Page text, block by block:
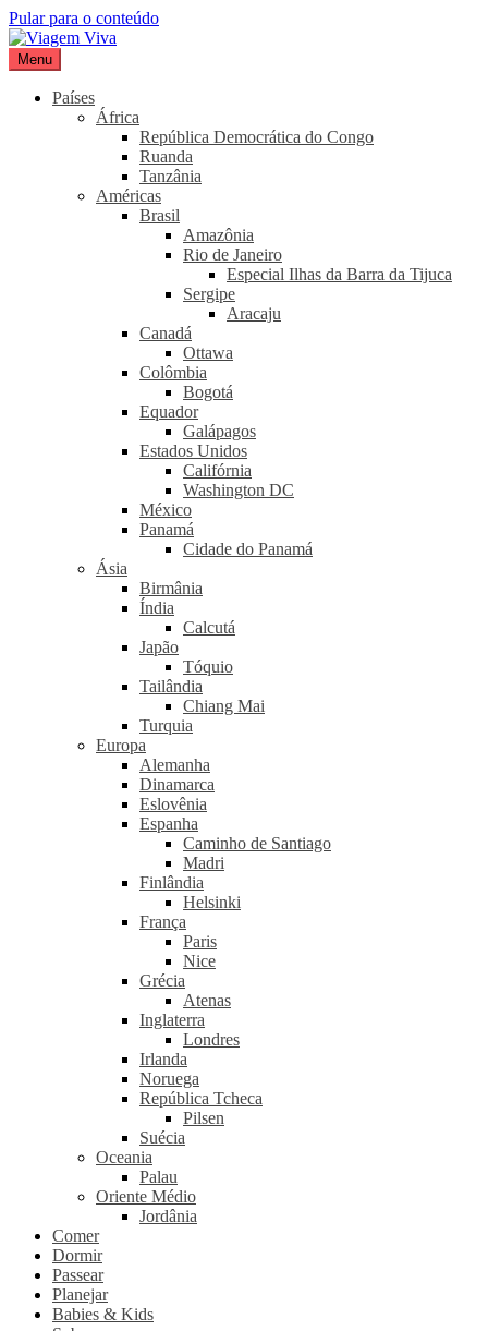
Pular para o conteúdo
Viagem Viva
Seu portal de turismo sustentável
Menu
Países
África
República Democrática do Congo
Ruanda
Tanzânia
Américas
Brasil
Amazônia
Rio de Janeiro
Especial Ilhas da Barra da Tijuca
Sergipe
Aracaju
Canadá
Ottawa
Colômbia
Bogotá
Equador
Galápagos
Estados Unidos
Califórnia
Washington DC
México
Panamá
Cidade do Panamá
Ásia
Birmânia
Índia
Calcutá
Japão
Tóquio
Tailândia
Chiang Mai
Turquia
Europa
Alemanha
Dinamarca
Eslovênia
Espanha
Caminho de Santiago
Madri
Finlândia
Helsinki
França
Paris
Nice
Grécia
Atenas
Inglaterra
Londres
Irlanda
Noruega
República Tcheca
Pilsen
Suécia
Oceania
Palau
Oriente Médio
Jordânia
Comer
Dormir
Passear
Planejar
Babies & Kids